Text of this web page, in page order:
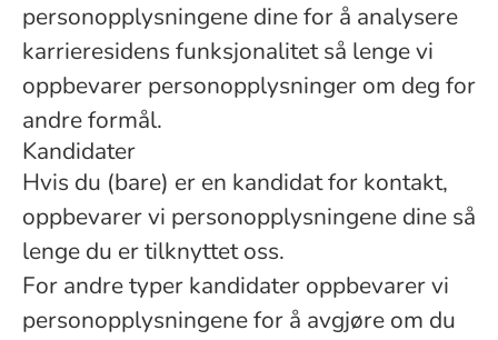
personopplysningene dine for å analysere
karrieresidens funksjonalitet så lenge vi
oppbevarer personopplysninger om deg for
andre formål.
Kandidater
Hvis du (bare) er en kandidat for kontakt,
oppbevarer vi personopplysningene dine så
lenge du er tilknyttet oss.
For andre typer kandidater oppbevarer vi
personopplysningene for å avgjøre om du